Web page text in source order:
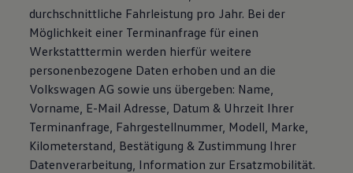
durchschnittliche Fahrleistung pro Jahr. Bei der
Möglichkeit einer Terminanfrage für einen
Werkstatttermin werden hierfür weitere
personenbezogene Daten erhoben und an die
Volkswagen AG sowie uns übergeben: Name,
Vorname, E-Mail Adresse, Datum & Uhrzeit Ihrer
Terminanfrage, Fahrgestellnummer, Modell, Marke,
Kilometerstand, Bestätigung & Zustimmung Ihrer
Datenverarbeitung, Information zur Ersatzmobilität.